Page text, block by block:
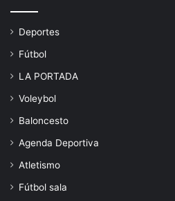
Deportes
Fútbol
LA PORTADA
Voleybol
Baloncesto
Agenda Deportiva
Atletismo
Fútbol sala